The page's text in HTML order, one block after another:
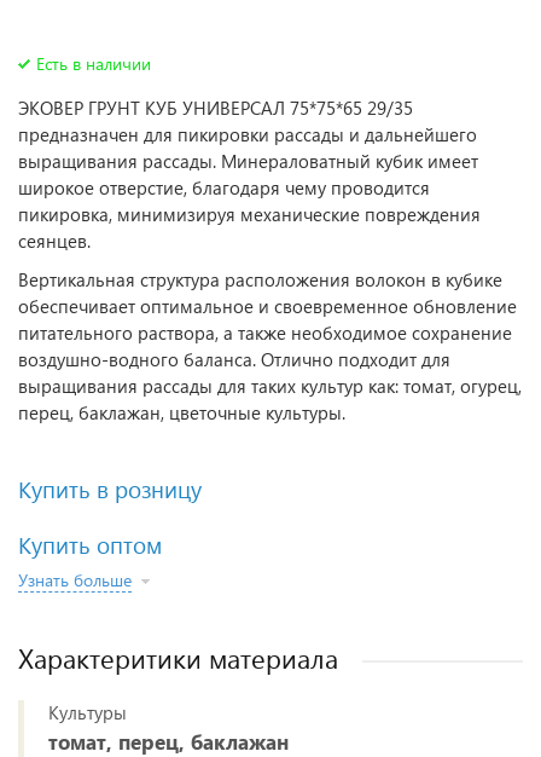
Есть в наличии
ЭКОВЕР ГРУНТ КУБ УНИВЕРСАЛ 75*75*65 29/35
предназначен для пикировки рассады и дальнейшего
выращивания рассады. Минераловатный кубик имеет
широкое отверстие, благодаря чему проводится
пикировка, минимизируя механические повреждения
сеянцев.
Вертикальная структура расположения волокон в кубике
обеспечивает оптимальное и своевременное обновление
питательного раствора, а также необходимое сохранение
воздушно-водного баланса. Отлично подходит для
выращивания рассады для таких культур как: томат, огурец,
перец, баклажан, цветочные культуры.
Купить в розницу
Купить оптом
Узнать больше
Характеритики материала
Культуры
томат, перец, баклажан